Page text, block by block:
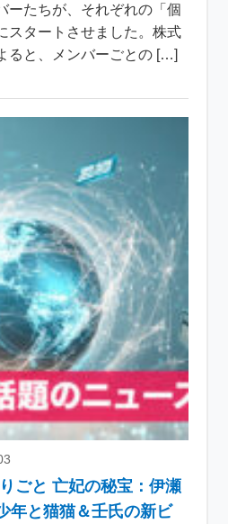
ーたちが、それぞれの「個
スタートさせました。株式
ると、メンバーごとの […]
ごと 亡妃の秘宝：伊瀬
年と猫猫＆壬氏の新ビ